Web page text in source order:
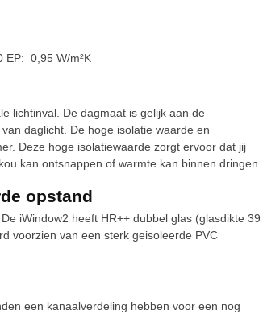
EP: 0,95 W/m²K
lichtinval. De dagmaat is gelijk aan de
daglicht. De hoge isolatie waarde en
Deze hoge isolatiewaarde zorgt ervoor dat jij
kan ontsnappen of warmte kan binnen dringen.
opstand
iWindow2 heeft HR++ dubbel glas (glasdikte 39
voorzien van een sterk geisoleerde PVC
een kanaalverdeling hebben voor een nog